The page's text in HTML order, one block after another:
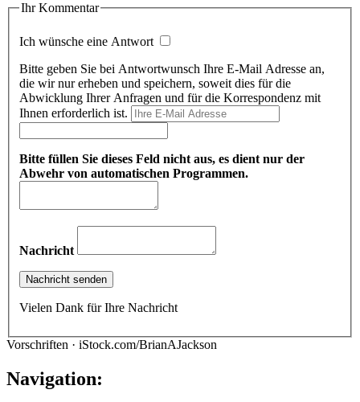
Ihr Kommentar
Ich wünsche eine Antwort
Bitte geben Sie bei Antwortwunsch Ihre E-Mail Adresse an,
die wir nur erheben und speichern, soweit dies für die
Abwicklung Ihrer Anfragen und für die Korrespondenz mit
Ihnen erforderlich ist.
Bitte füllen Sie dieses Feld nicht aus, es dient nur der
Abwehr von automatischen Programmen.
Nachricht
Vielen Dank für Ihre Nachricht
Vorschriften · iStock.com/BrianAJackson
Navigation: